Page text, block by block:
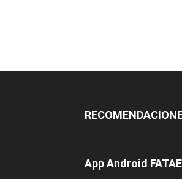
App Android